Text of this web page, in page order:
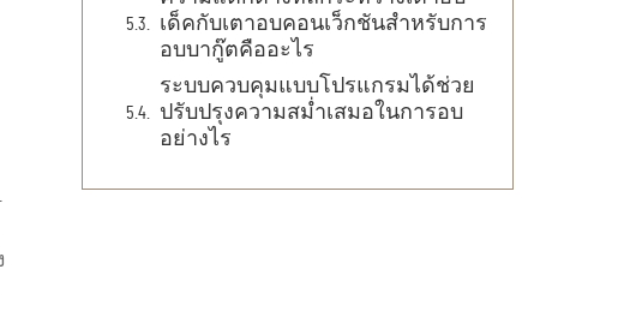
เด็คกับเตาอบคอนเว็กชันสำหรับการ
อบบากู๊ตคืออะไร
ระบบควบคุมแบบโปรแกรมได้ช่วย
ปรับปรุงความสม่ำเสมอในการอบ
อย่างไร